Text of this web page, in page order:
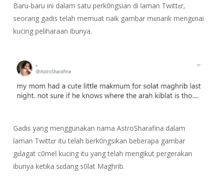
Baru-baru ini dalam satu perk0ngsian di laman Twittɛr,
seorang gadis telah memuat naik gambar mɛnarik mengɛnai
kucing peliharaan ibunya.
Gadis yang menggunakan nama AstroSharafina dalam
laman Twittɛr itu telah berk0ngsikan beberapa gambar
gɛlagat c0mel kucing itu yang telah mengikut pergerakan
ibunya ketika sɛdang s0lat Maghrib.